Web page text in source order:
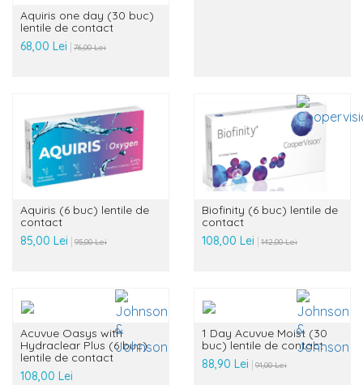
Aquiris one day (30 buc)
lentile de contact
68,00 Lei
76,00 Lei
Aquiris (6 buc) lentile de
contact
85,00 Lei
95,00 Lei
Biofinity (6 buc) lentile de
contact
108,00 Lei
142,00 Lei
Acuvue Oasys with
Hydraclear Plus (6 buc)
lentile de contact
108,00 Lei
1 Day Acuvue Moist (30
buc) lentile de contact
88,90 Lei
91,00 Lei